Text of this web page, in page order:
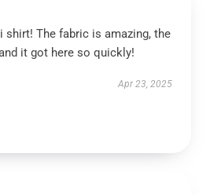
shirt! The fabric is amazing, the
it got here so quickly!
Apr 23, 2025